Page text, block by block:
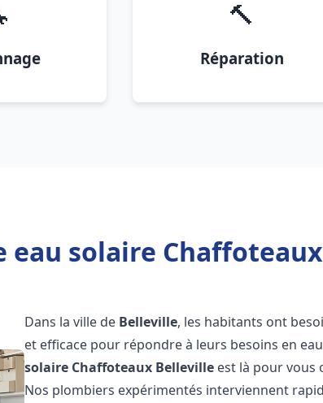
🔨
Réparation
eau solaire
Dans la ville de Belleville, les habitants ont
et efficace pour répondre à leurs besoins en
solaire Chaffoteaux Belleville est là pour vous
Nos plombiers expérimentés interviennent